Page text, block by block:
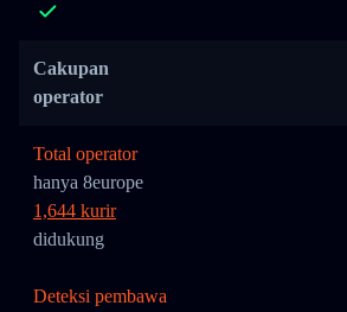
Cakupan
operator
Total operator
hanya 8europe
1,644 kurir
didukung
Deteksi pembawa